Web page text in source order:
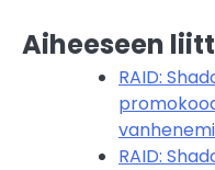
Aiheeseen
RAID:
RAID: